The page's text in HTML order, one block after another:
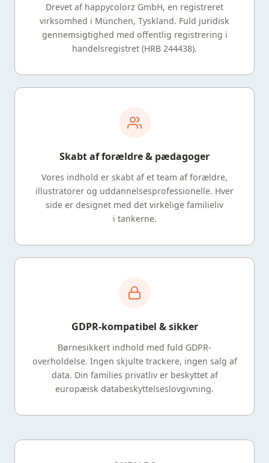
Drevet af happycolorz GmbH, en registreret
virksomhed i München, Tyskland. Fuld juridisk
gennemsigtighed med offentlig registrering i
handelsregistret (HRB 244438).
Skabt af forældre & pædagoger
Vores indhold er skabt af et team af forældre,
illustratorer og uddannelsesprofessionelle. Hver
side er designet med det virkelige familieliv
i tankerne.
GDPR-kompatibel & sikker
Børnesikkert indhold med fuld GDPR-
overholdelse. Ingen skjulte trackere, ingen salg af
data. Din families privatliv er beskyttet af
europæisk databeskyttelseslovgivning.